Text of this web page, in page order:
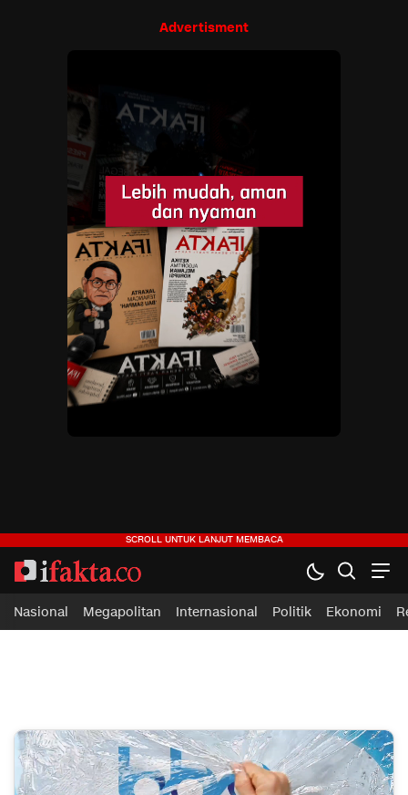
Advertisment
ifakta.co
#pastibenar
Nasional Megapolitan Internasional Politik Ekonomi